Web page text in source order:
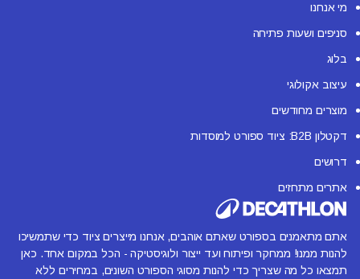
מי אנחנו
סניפים ושעות פתיחה
בלוג
עיצוב אקולוגי
מוצרים מחודשים
דקטלון B2B: ציוד ספורט למוסדות
דרושים
אתרים מתחזים
אתם מתאמנים בספורט שאתם אוהבים, אנחנו מייצרים ציוד כדי שתמשיכו
להנות ממנו! ממחקר ופיתוח ועד ייצור ולוגיסטיקה - הכל במקום אחד. כאן
תמצאו כל מה שצריך כדי להנות מסוגי הספורט השונים, במחירים ללא